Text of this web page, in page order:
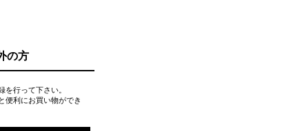
の方
を行って下さい。
便利にお買い物ができ